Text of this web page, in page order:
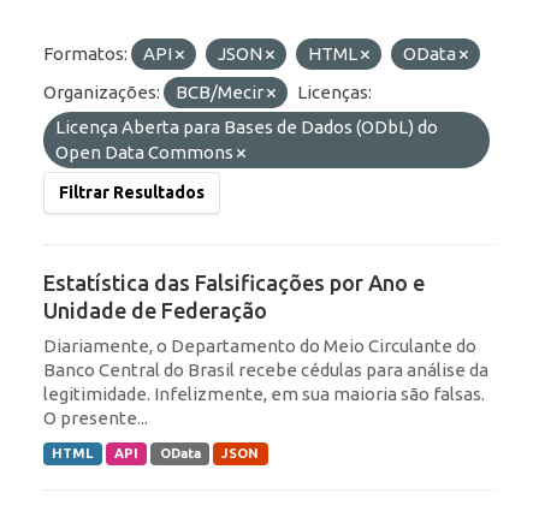
Formatos: API JSON HTML
OData
Organizações:
BCB/Mecir
Licenças:
Licença Aberta para Bases de Dados (ODbL) do
Open Data Commons
Filtrar Resultados
Estatística das Falsificações por Ano e
Unidade de Federação
Diariamente, o Departamento do Meio Circulante do
Banco Central do Brasil recebe cédulas para análise da
legitimidade. Infelizmente, em sua maioria são falsas.
O presente...
HTML API OData JSON